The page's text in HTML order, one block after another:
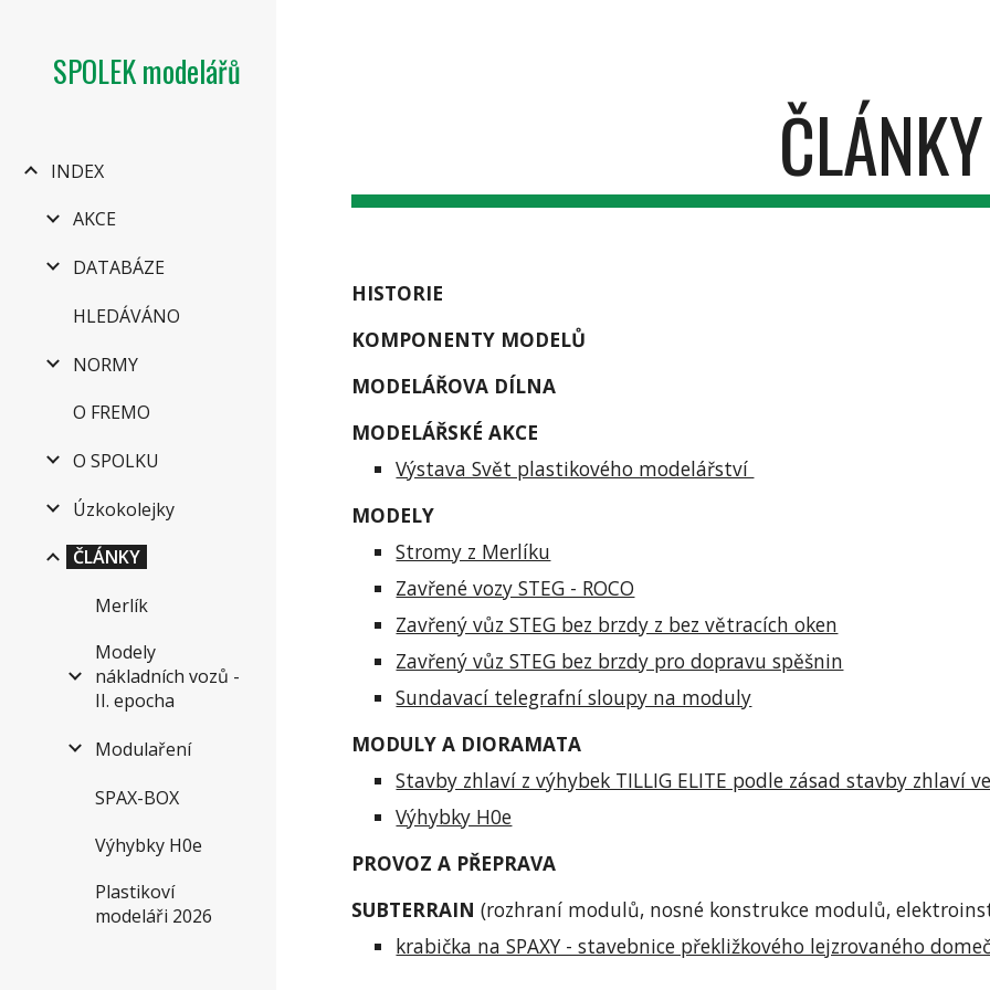
SPOLEK modelářů
INDEX
AKCE
DATABÁZE
HLEDÁVÁNO
NORMY
O FREMO
O SPOLKU
Úzkokolejky
ČLÁNKY
Merlík
Modely
nákladních vozů -
II. epocha
Modulaření
SPAX-BOX
Výhybky H0e
Plastikoví
modeláři 2026
ČLÁNKY
HISTORIE
KOMPONENTY MODELŮ
MODELÁŘOVA DÍLNA
MODELÁŘSKÉ AKCE
Výstava Svět plastikového modelářství
MODELY
Stromy z Merlíku
Zavřené vozy STEG - ROCO
Zavřený vůz STEG bez brzdy z bez větracích oken
Zavřený vůz STEG bez brzdy pro dopravu spěšnin
Sundavací telegrafní sloupy na moduly
MODULY A DIORAMATA
Stavby zhlaví z výhybek TILLIG ELITE podle zásad stavby zhlaví
Výhybky H0e
PROVOZ A PŘEPRAVA
SUBTERRAIN (rozhraní modulů, nosné konstrukce modulů,
krabička na SPAXY - stavebnice překližkového lejzrovaného